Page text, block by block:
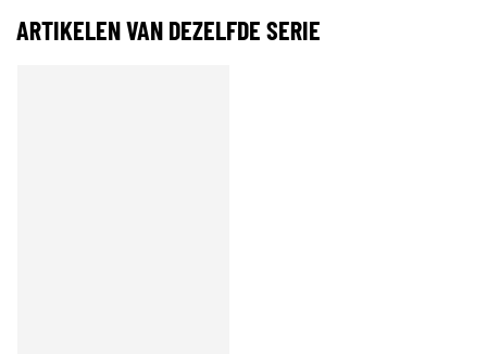
ARTIKELEN VAN DEZELFDE SERIE